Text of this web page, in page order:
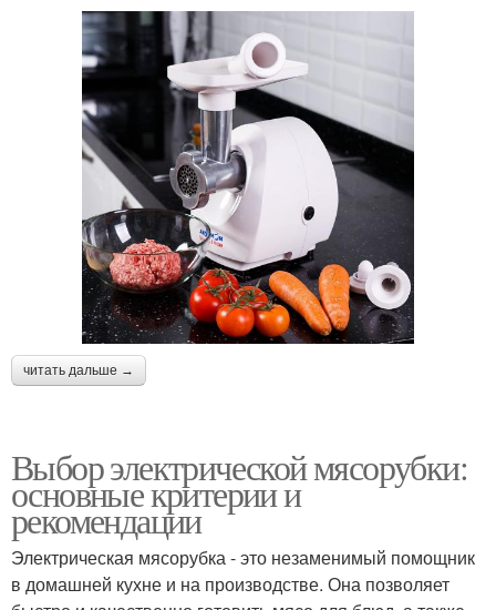
читать дальше →
Выбор электрической мясорубки:
основные критерии и
рекомендации
Электрическая мясорубка - это незаменимый помощник
в домашней кухне и на производстве. Она позволяет